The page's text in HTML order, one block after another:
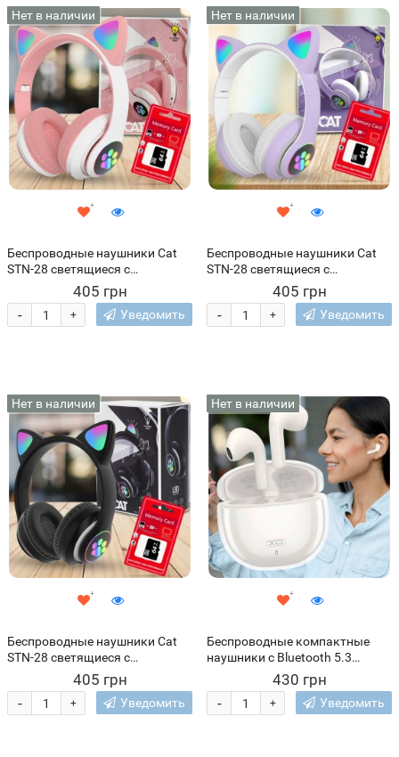
Нет в наличии
Беспроводные наушники Cat
STN-28 светящиеся с
кошачьими ушками + карта
памяти 64 GB, Розовый
405 грн
+
- Уведомить
Нет в наличии
Беспроводные наушники Cat
STN-28 светящиеся с
кошачьими ушками + карта
памяти 64 GB, Фиолетовый
405 грн
+
- Уведомить
Нет в наличии
Беспроводные наушники Cat
STN-28 светящиеся с
кошачьими ушками + карта
памяти 64 GB, Черный
405 грн
+
- Уведомить
Нет в наличии
Беспроводные компактные
наушники с Bluetooth 5.3
соединением и двойным
микрофоном XO TWS G16 ENC
Белый (AX)
430 грн
+
- Уведомить